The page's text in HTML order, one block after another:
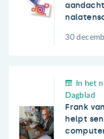
30
In het
Dagblad
Frank
helpt